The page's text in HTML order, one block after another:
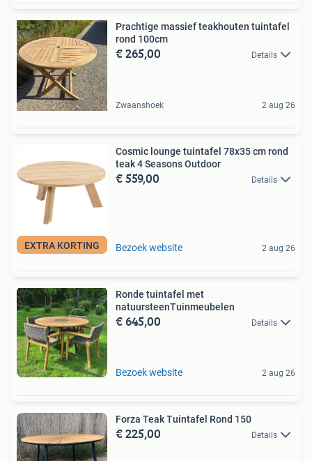
Prachtige massief teakhouten tuintafel
rond 100cm
€ 265,00 Details
Zwaanshoek 2 aug 26
EXTRA KORTING
Cosmic lounge tuintafel 78x35 cm rond
teak 4 Seasons Outdoor
€ 559,00 Details
Bezoek website 2 aug 26
Ronde tuintafel met
natuursteenTuinmeubelen
€ 645,00 Details
Bezoek website 2 aug 26
Forza Teak Tuintafel Rond 150
€ 225,00 Details